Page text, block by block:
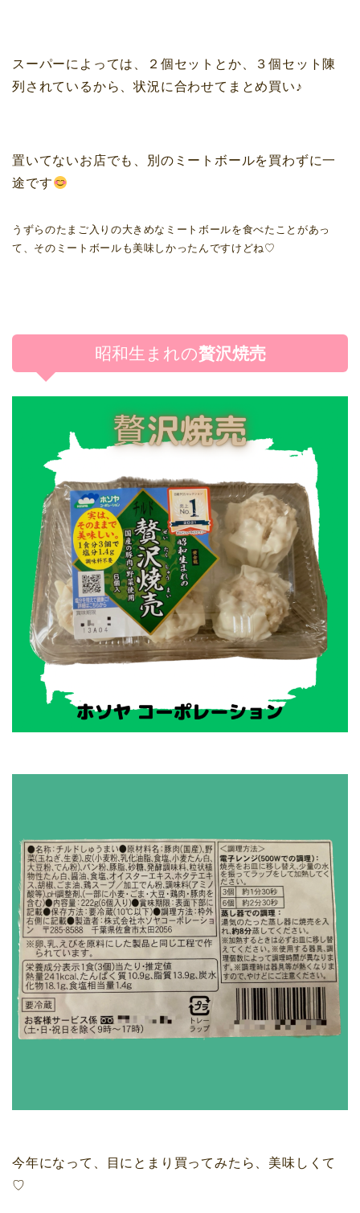
スーパーによっては、２個セットとか、３個セット陳
列されているから、状況に合わせてまとめ買い♪
置いてないお店でも、別のミートボールを買わずに一
途です
うずらのたまご入りの大きめなミートボールを食べたことがあっ
て、そのミートボールも美味しかったんですけどね♡
昭和生まれの贅沢焼売
今年になって、目にとまり買ってみたら、美味しくて
♡